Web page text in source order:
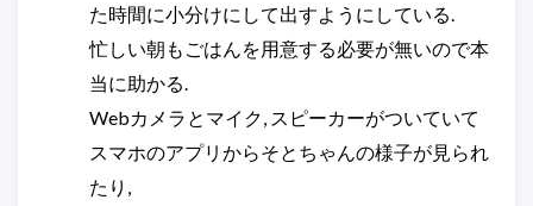
た時間に小分けにして出すようにしている.
忙しい朝もごはんを用意する必要が無いので本
当に助かる.
Webカメラとマイク, スピーカーがついていて
スマホのアプリからそとちゃんの様子が見られ
たり,